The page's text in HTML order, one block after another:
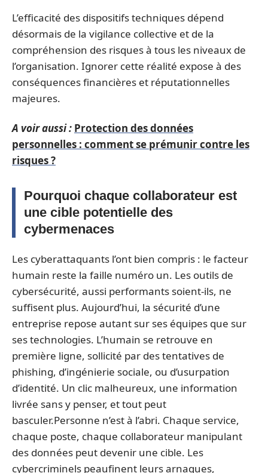
L’efficacité des dispositifs techniques dépend
désormais de la vigilance collective et de la
compréhension des risques à tous les niveaux de
l’organisation. Ignorer cette réalité expose à des
conséquences financières et réputationnelles
majeures.
A voir aussi : Protection des données
personnelles : comment se prémunir contre les
risques ?
Pourquoi chaque collaborateur est
une cible potentielle des
cybermenaces
Les cyberattaquants l’ont bien compris : le facteur
humain reste la faille numéro un. Les outils de
cybersécurité, aussi performants soient-ils, ne
suffisent plus. Aujourd’hui, la sécurité d’une
entreprise repose autant sur ses équipes que sur
ses technologies. L’humain se retrouve en
première ligne, sollicité par des tentatives de
phishing, d’ingénierie sociale, ou d’usurpation
d’identité. Un clic malheureux, une information
livrée sans y penser, et tout peut
basculer.Personne n’est à l’abri. Chaque service,
chaque poste, chaque collaborateur manipulant
des données peut devenir une cible. Les
cybercriminels peaufinent leurs arnaques,